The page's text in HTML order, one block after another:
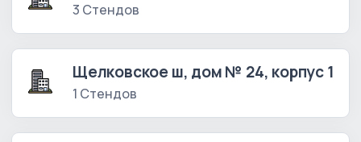
3 Стендов
Щелковское ш, дом № 24, корпус 1
1 Стендов